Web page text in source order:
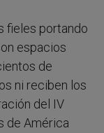
fieles portando
espacios
de
ni reciben los
del IV
de América